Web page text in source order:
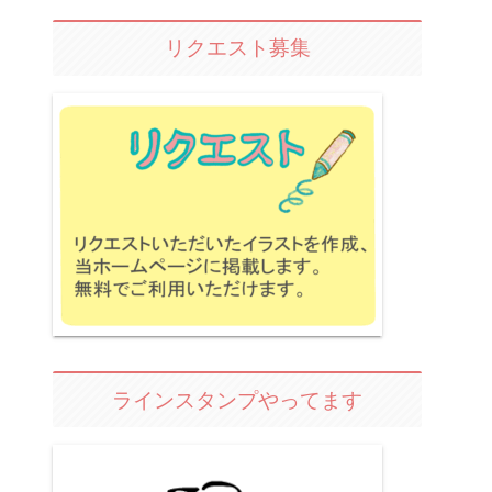
リクエスト募集
ラインスタンプやってます